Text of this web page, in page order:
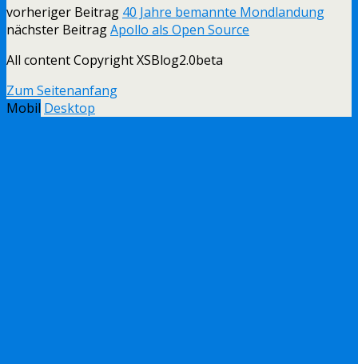
vorheriger Beitrag 40 Jahre bemannte Mondlandung
nächster BeitragApollo als Open Source
All content Copyright XSBlog2.0beta
Zum Seitenanfang
Mobil Desktop